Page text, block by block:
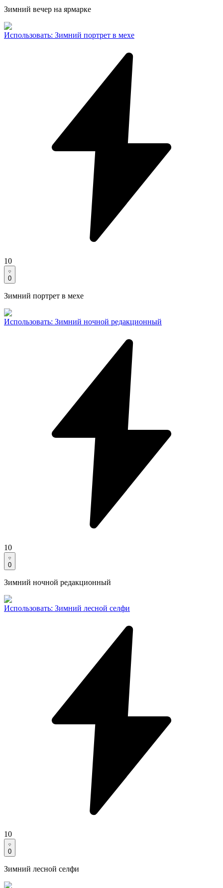
Зимний вечер на ярмарке
Использовать: Зимний портрет в мехе
10
0
Зимний портрет в мехе
Использовать: Зимний ночной редакционный
10
0
Зимний ночной редакционный
Использовать: Зимний лесной селфи
10
0
Зимний лесной селфи